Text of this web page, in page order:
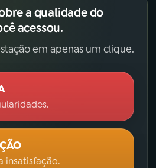
a qualidade do
acessou.
em apenas um clique.
insatisfação.